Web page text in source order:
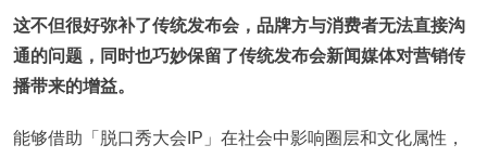
这不但很好弥补了传统发布会，品牌方与消费者无法直接沟
通的问题，同时也巧妙保留了传统发布会新闻媒体对营销传
播带来的增益。
能够借助「脱口秀大会IP」在社会中影响圈层和文化属性，